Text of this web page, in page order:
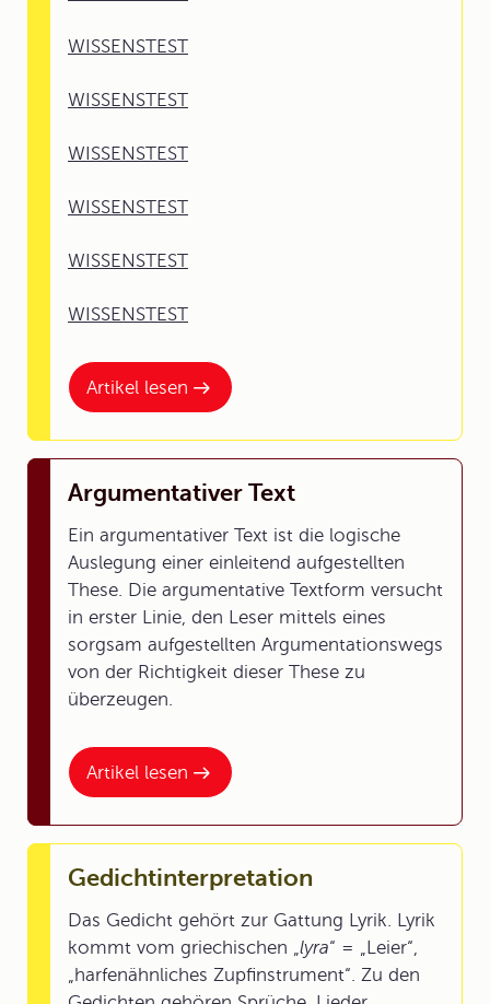
Artikel lesen
WISSENSTEST
WISSENSTEST
WISSENSTEST
WISSENSTEST
WISSENSTEST
WISSENSTEST
Artikel lesen
Argumentativer Text
Ein argumentativer Text ist die logische
Auslegung einer einleitend aufgestellten
These. Die argumentative Textform versucht
in erster Linie, den Leser mittels eines
sorgsam aufgestellten Argumentationswegs
von der Richtigkeit dieser These zu
überzeugen.
Gedichtinterpretation
Das Gedicht gehört zur Gattung Lyrik. Lyrik
kommt vom griechischen „lyra“ = „Leier“,
„harfenähnliches Zupfinstrument“. Zu den